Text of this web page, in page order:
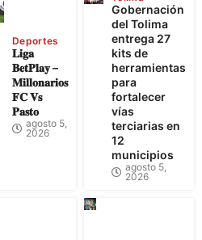
Deportes
𝐋𝐢𝐠𝐚
𝐁𝐞𝐭𝐏𝐥𝐚𝐲 –
𝐌𝐢𝐥𝐥𝐨𝐧𝐚𝐫𝐢𝐨𝐬
𝐅𝐂 𝐕𝐬
𝐏𝐚𝐬𝐭𝐨
agosto 5,
2026
Gobernación
del Tolima
entrega 27
kits de
herramientas
para
fortalecer
vías
terciarias en
12
municipios
agosto 5,
2026